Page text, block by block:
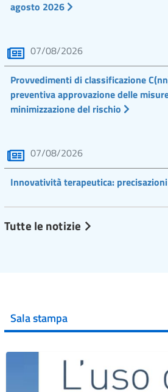
agosto 2026
07/08/2026
Provvedimenti di classificazione
preventiva approvazione delle
minimizzazione del rischio
07/08/2026
Innovatività terapeutica: precisazioni
Tutte le notizie
Sala stampa